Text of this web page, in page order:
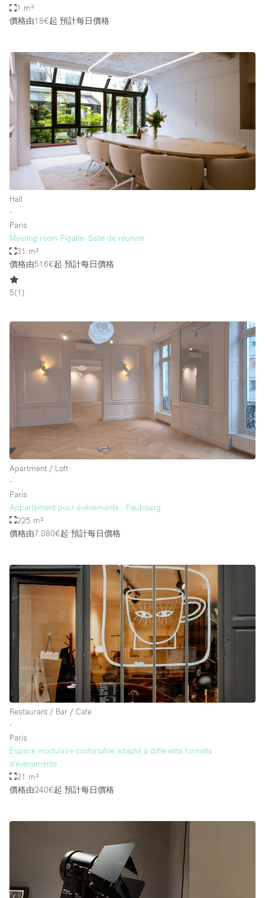
1 m²
價格由18€起 預計每日價格
Hall
∙
Paris
Meeting room Pigalle- Salle de réunion
31 m²
價格由516€起 預計每日價格
5(1 )
Apartment / Loft
∙
Paris
Appartement pour événements - Faubourg
225 m²
價格由7.080€起 預計每日價格
Restaurant / Bar / Cafe
∙
Paris
Espace modulaire confortable adapté à différents formats
d'événements
21 m²
價格由240€起 預計每日價格